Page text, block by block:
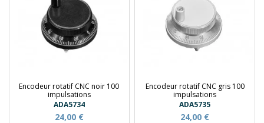
Encodeur rotatif CNC noir 100
impulsations
ADA5734
24,00 €
Encodeur rotatif CNC gris 100
impulsations
ADA5735
24,00 €